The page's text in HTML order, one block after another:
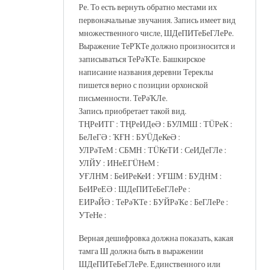
Ре. То есть вернуть обратно местами их
первоначальные звучания. Запись имеет вид
множественного числе, ШДеПИТеБеГЛеРе.
Выражение ТеРҠТе должно произносится и
записываться ТеРәҠТе. Башкирское
написание названия деревни Тереклы
пишется верно с позиции орхонской
письменности. ТеРәҠЛе.
Запись приобретает такой вид.
ТҢРеИТГ : ТҢРеИДеӘ : БУЛМШ : ТÜРеК :
БеЛеГӘ : ҠҒН : БУÜДеКеӘ :
УЛРәТеМ : СБМН : ТÜКеТИ : СеИДеГЛе :
УЛЙУ : ИНеЕГÜНеМ :
УҒЛНМ : БеИРеКеИ : УҒШМ : БУДНМ :
БеИРеЕӘ : ШДеПИТеБеГЛеРе :
ЕИРәЙӘ : ТеРәҠТе : БУЙРәҠe : БеГЛеРе :
УТеНе :
Верная дешифровка должна показать, какая
тамга Ш должна быть в выражении
ШДеПИТеБеГЛеРе. Единственного или